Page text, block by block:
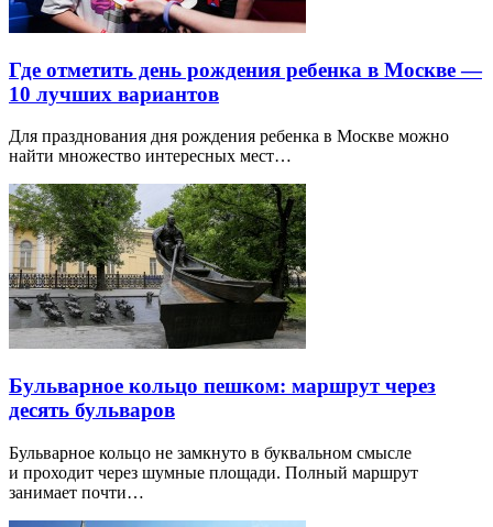
Где отметить день рождения ребенка в Москве —
10 лучших вариантов
Для празднования дня рождения ребенка в Москве можно
найти множество интересных мест…
Бульварное кольцо пешком: маршрут через
десять бульваров
Бульварное кольцо не замкнуто в буквальном смысле
и проходит через шумные площади. Полный маршрут
занимает почти…